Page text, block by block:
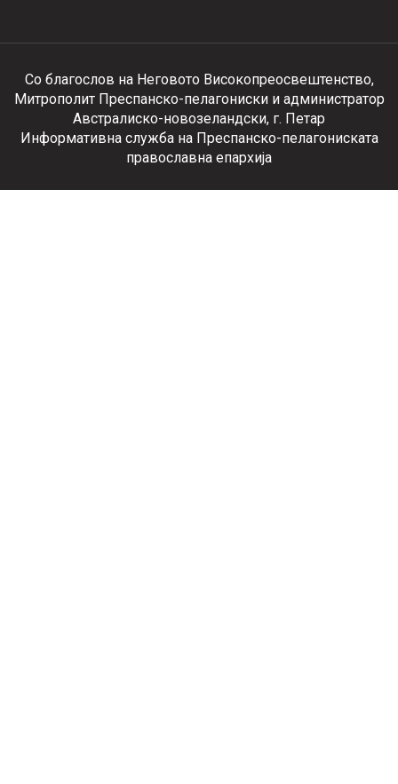
Со благослов на Неговото Високопреосвештенство,
Митрополит Преспанско-пелагониски и администратор
Австралиско-новозеландски, г. Петар
Информативна служба на Преспанско-пелагониската
православна епархија